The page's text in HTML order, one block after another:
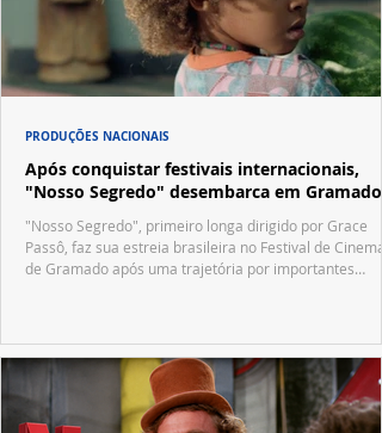
Após conquistar festivais internacionais,
"Nosso Segredo" desembarca em Gramado
"Nosso Segredo", primeiro longa dirigido por Grace
Passô, faz sua estreia brasileira no Festival de Cinema
de Gramado após uma trajetória por importantes
PRODUÇÕES NACIONAIS